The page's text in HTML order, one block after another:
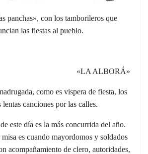
panchas», con los tamborileros que
las fiestas al pueblo.
«LA ALBORÁ»
como es vispera de fiesta, los
lentas canciones por las calles.
este día es la más concurrida del año.
es cuando mayordomos y soldados
acompañamiento de clero, autoridades,